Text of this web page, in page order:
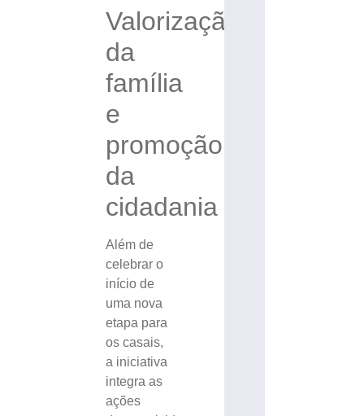
Valorização
da
família
e
promoção
da
cidadania
Além de
celebrar o
início de
uma nova
etapa para
os casais,
a iniciativa
integra as
ações